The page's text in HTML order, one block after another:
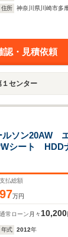
住所
神奈川県川崎市多
認・見積依頼
１センター
ソン20AW
シート HDD
シスト ヒル
ン 盗難防止
支払総額
97万円
通常ローン 月々 10,200
年式 2012年